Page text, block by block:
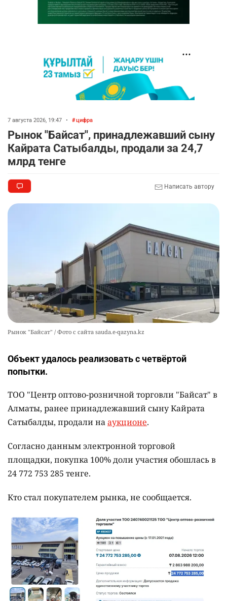
7 августа 2026, 19:47 • цифра
Рынок "Байсат", принадлежавший сыну
Кайрата Сатыбалды, продали за 24,7
млрд тенге
Написать автору
Рынок "Байсат" / Фото с сайта sauda.e-qazyna.kz
Объект удалось реализовать с четвёртой
попытки.
ТОО "Центр оптово-розничной торговли "Байсат" в
Алматы, ранее принадлежавший сыну Кайрата
Сатыбалды, продали нааукционе.
Согласно данным электронной торговой
площадки, покупка 100% доли участия обошлась в
24 772 753 285 тенге.
Кто стал покупателем рынка, не сообщается.